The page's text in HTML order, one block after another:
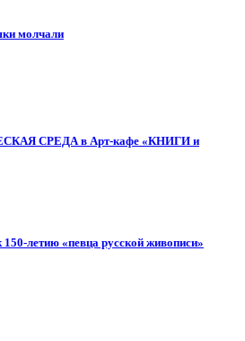
молчали
СРЕДА в Арт-кафе «КНИГИ и
150-летию «певца русской живописи»